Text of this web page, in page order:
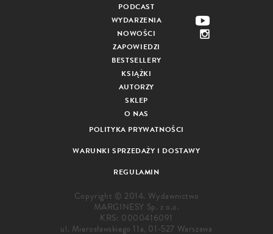
PODCAST
WYDARZENIA
NOWOŚCI
ZAPOWIEDZI
BESTSELLERY
KSIĄŻKI
AUTORZY
SKLEP
O NAS
POLITYKA PRYWATNOŚCI
WARUNKI SPRZEDAŻY I DOSTAWY
REGULAMIN
Copyright © 2014. Wydawnictwo
MARGINESY Sp. z o.o.
KRS: 0000416091
ul. Mierosławskiego 11a, 01-527 Warszawa